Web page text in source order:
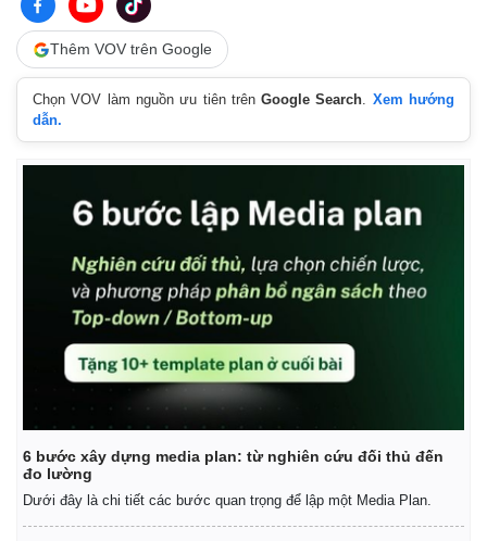
Thêm VOV trên Google
Chọn VOV làm nguồn ưu tiên trênGoogle Search. Xem hướng
dẫn.
6 bước xây dựng media plan: từ nghiên cứu đối thủ đến
đo lường
Dưới đây là chi tiết các bước quan trọng để lập một Media Plan.